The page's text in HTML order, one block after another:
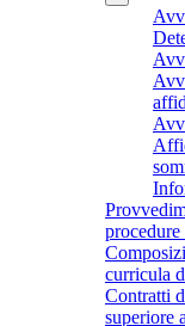
procedure
curricula
Contratti
superiore